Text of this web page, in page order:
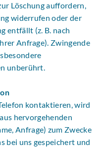
Löschung auffordern,
widerrufen oder der
entfällt (z. B. nach
Anfrage). Zwingende
unberührt.
kontaktieren, wird
hervorgehenden
Anfrage) zum Zwecke
bei uns gespeichert und